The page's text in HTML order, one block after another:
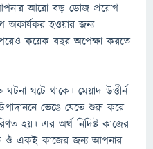
আরো বড় ডােজ প্রয়োগ
অকার্যকর হওয়ার জন্য
কয়েক বছর অপেক্ষা করতে
ঘটে থাকে। মেয়াদ উত্তীর্ন
ভেঙে যেতে শুরু করে
হয়। এর অর্থ নিদিষ্ট কাজের
ঔ একই কাজের জন্য আপনার